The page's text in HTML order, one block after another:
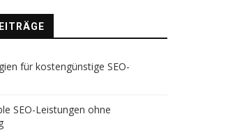
für kostengünstige SEO-
SEO-Leistungen ohne